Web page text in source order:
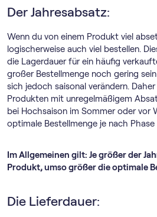
Der Jahresabsatz:
Wenn du von einem Produkt viel
logischerweise auch viel bestellen.
die Lagerdauer für ein häufig
großer Bestellmenge noch gering
sich jedoch saisonal verändern.
Produkten mit unregelmäßigem
bei Hochsaison im Sommer oder vor
optimale Bestellmenge je nach Phase
Im Allgemeinen gilt: Je größer der
Produkt, umso größer die optimale
Die Lieferdauer: